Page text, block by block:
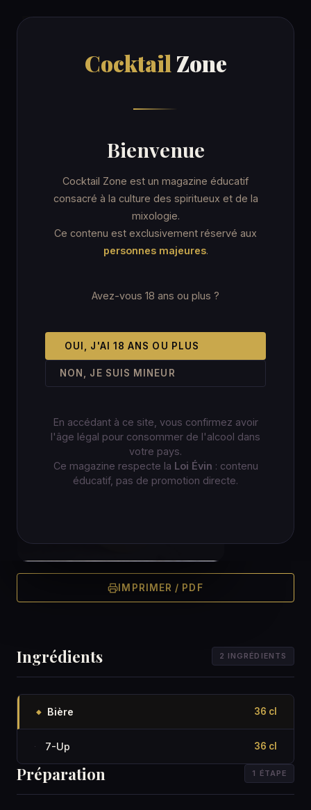
Cocktail Zone
Bienvenue
Cocktail Zone est un magazine éducatif
consacré à la culture des spiritueux et de la
mixologie.
Ce contenu est exclusivement réservé aux
personnes majeures.
Avez-vous 18 ans ou plus ?
OUI, J'AI 18 ANS OU PLUS
NON, JE SUIS MINEUR
En accédant à ce site, vous confirmez avoir
l'âge légal pour consommer de l'alcool dans
votre pays.
Ce magazine respecte la Loi Évin : contenu
éducatif, pas de promotion directe.
CocktailZone
5 min Verre highball ★☆☆ Facile
IMPRIMER / PDF
Ingrédients 2 INGRÉDIENTS
◆ Bière 36 cl
· 7-Up 36 cl
Préparation 1 ÉTAPE